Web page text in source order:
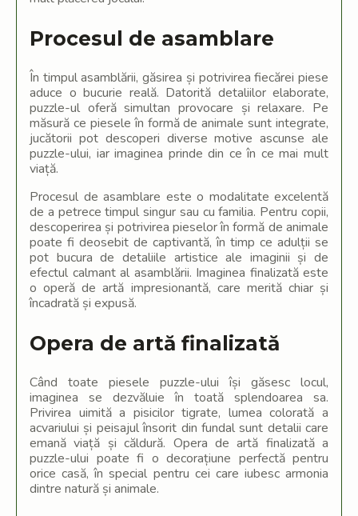
Procesul de asamblare
În timpul asamblării, găsirea și potrivirea fiecărei piese
aduce o bucurie reală. Datorită detaliilor elaborate,
puzzle-ul oferă simultan provocare și relaxare. Pe
măsură ce piesele în formă de animale sunt integrate,
jucătorii pot descoperi diverse motive ascunse ale
puzzle-ului, iar imaginea prinde din ce în ce mai mult
viață.
Procesul de asamblare este o modalitate excelentă
de a petrece timpul singur sau cu familia. Pentru copii,
descoperirea și potrivirea pieselor în formă de animale
poate fi deosebit de captivantă, în timp ce adulții se
pot bucura de detaliile artistice ale imaginii și de
efectul calmant al asamblării. Imaginea finalizată este
o operă de artă impresionantă, care merită chiar și
încadrată și expusă.
Opera de artă finalizată
Când toate piesele puzzle-ului își găsesc locul,
imaginea se dezvăluie în toată splendoarea sa.
Privirea uimită a pisicilor tigrate, lumea colorată a
acvariului și peisajul însorit din fundal sunt detalii care
emană viață și căldură. Opera de artă finalizată a
puzzle-ului poate fi o decorațiune perfectă pentru
orice casă, în special pentru cei care iubesc armonia
dintre natură și animale.